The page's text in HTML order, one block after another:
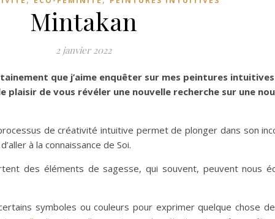
Mintakan
2 janvier 2022
que j’aime enquêter sur mes peintures
le plaisir de vous révéler une nouvelle recherche sur une
de créativité intuitive permet de plonger dans son
à la connaissance de Soi.
des éléments de sagesse, qui souvent, peuvent nous
symboles ou couleurs pour exprimer quelque chose